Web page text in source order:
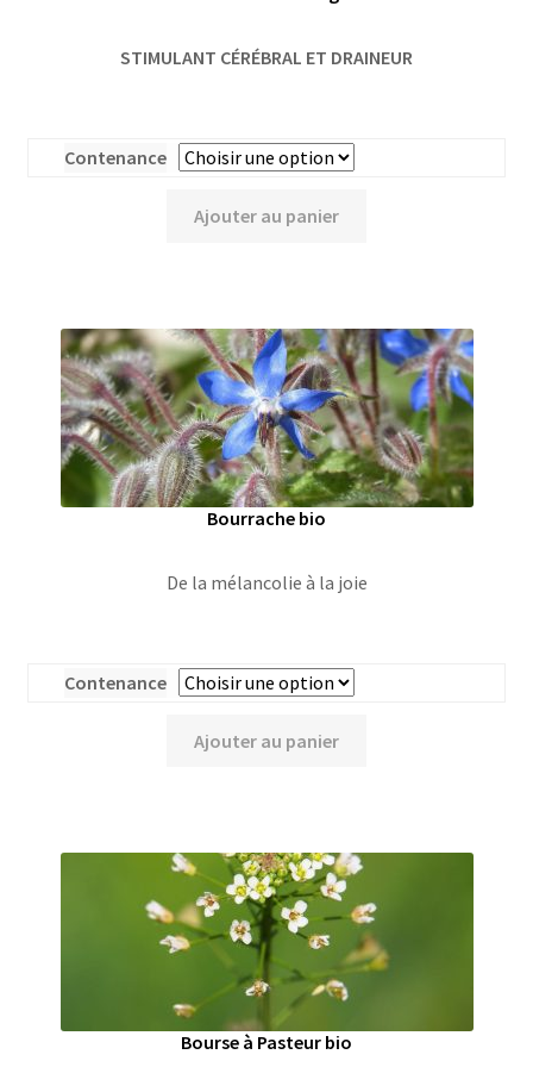
STIMULANT CÉRÉBRAL ET DRAINEUR
Contenance
Ajouter au panier
Bourrache bio
De la mélancolie à la joie
Contenance
Ajouter au panier
Bourse à Pasteur bio